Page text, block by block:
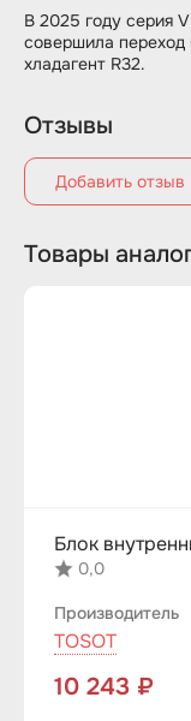
В 2025 году серия
совершила переход
хладагент R32.
Отзывы
Добавить отзыв
Товары
Блок
0,0
Производитель
TOSOT
10 243 ₽